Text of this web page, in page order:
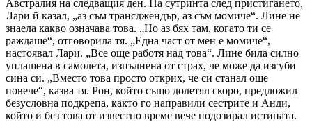
Австралия на следващия ден. На сутринта след пристигането,
Лари й казал, „аз съм трансджендър, аз съм момиче“. Лине не
знаела какво означава това. „Но аз бях там, когато ти се
раждаше“, отговорила тя. „Една част от мен е момиче“,
настоявал Лари. „Все още работя над това“. Лине била силно
уплашена в самолета, изпълнена от страх, че може да изгуби
сина си. „Вместо това просто открих, че си станал още
повече“, казва тя. Рон, който също долетял скоро, предложил
безусловна подкрепа, както го направили сестрите и Анди,
който и без това от известно време вече подозирал истината.